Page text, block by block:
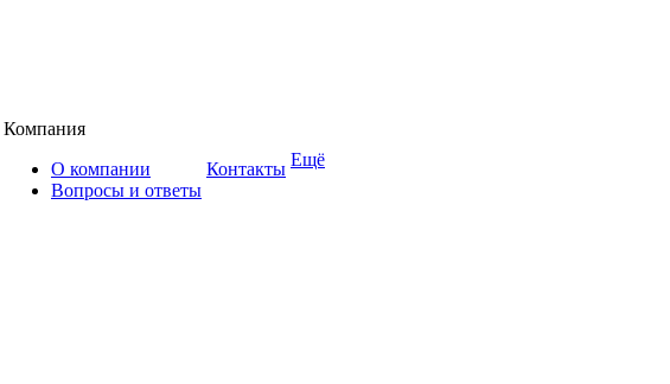
Компания
О компании
Вопросы и ответы
Контакты Ещё